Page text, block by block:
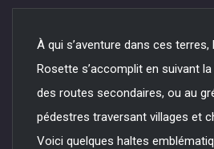
À qui s’aventure dans ces
Rosette s’accomplit en suivant
des routes secondaires, ou au
pédestres traversant villages et
Voici quelques haltes